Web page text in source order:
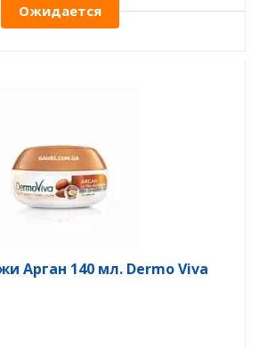
Ожидается
Арган 140 мл. Dermo Viva